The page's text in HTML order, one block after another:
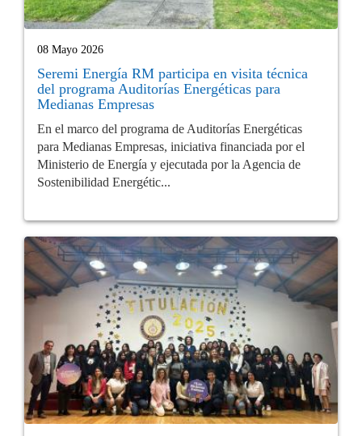
08 Mayo 2026
Seremi Energía RM participa en visita técnica
del programa Auditorías Energéticas para
Medianas Empresas
En el marco del programa de Auditorías Energéticas
para Medianas Empresas, iniciativa financiada por el
Ministerio de Energía y ejecutada por la Agencia de
Sostenibilidad Energétic...